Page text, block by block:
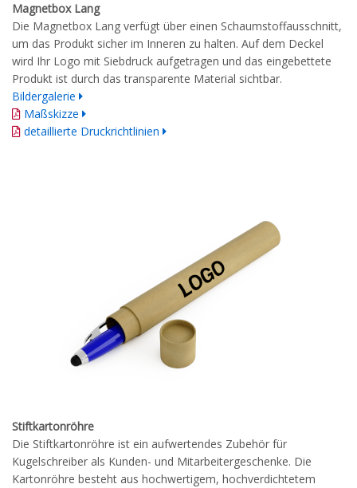
Magnetbox Lang
Die Magnetbox Lang verfügt über einen Schaumstoffausschnitt,
um das Produkt sicher im Inneren zu halten. Auf dem Deckel
wird Ihr Logo mit Siebdruck aufgetragen und das eingebettete
Produkt ist durch das transparente Material sichtbar.
Bildergalerie
Maßskizze
detaillierte Druckrichtlinien
Stiftkartonröhre
Die Stiftkartonröhre ist ein aufwertendes Zubehör für
Kugelschreiber als Kunden- und Mitarbeitergeschenke. Die
Kartonröhre besteht aus hochwertigem, hochverdichtetem